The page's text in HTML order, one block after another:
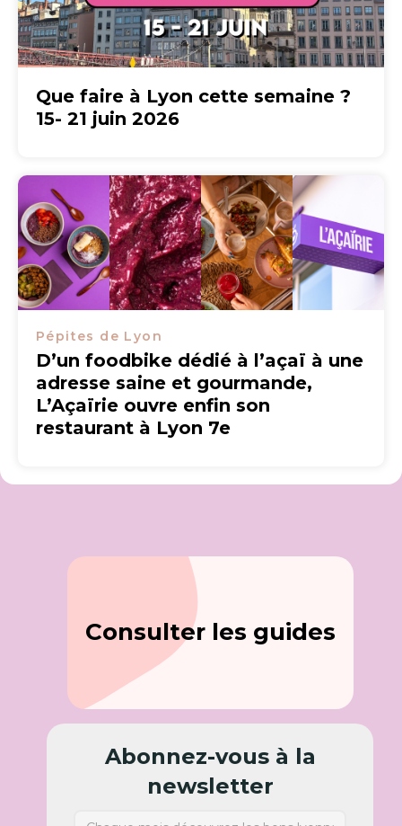
Que faire à Lyon cette semaine ?
15- 21 juin 2026
Pépites de Lyon
D’un foodbike dédié à l’açaï à une
adresse saine et gourmande,
L’Açaïrie ouvre enfin son
restaurant à Lyon 7e
Consulter les guides
Abonnez-vous à la
newsletter